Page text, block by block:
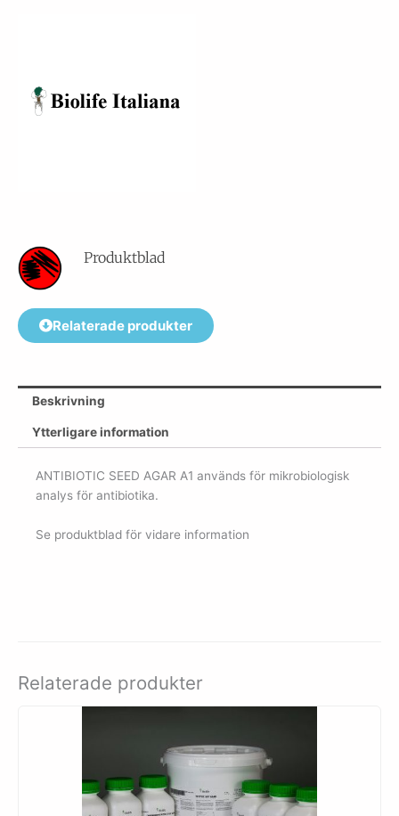
Produktblad
Relaterade produkter
Beskrivning
Ytterligare information
ANTIBIOTIC SEED AGAR A1 används för mikrobiologisk
analys för antibiotika.
Se produktblad för vidare information
Relaterade produkter